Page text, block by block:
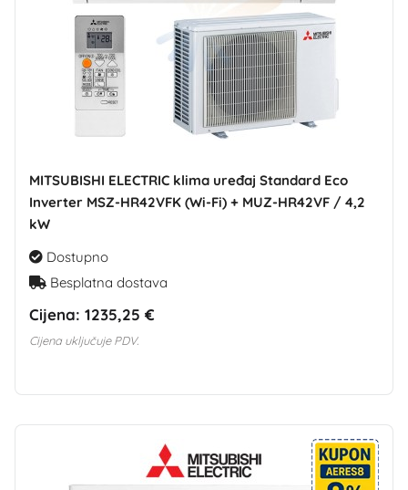
MITSUBISHI ELECTRIC klima uređaj Standard Eco
Inverter MSZ-HR42VFK (Wi-Fi) + MUZ-HR42VF / 4,2
kW
Dostupno
Besplatna dostava
Cijena: 1235,25 €
Cijena uključuje PDV.